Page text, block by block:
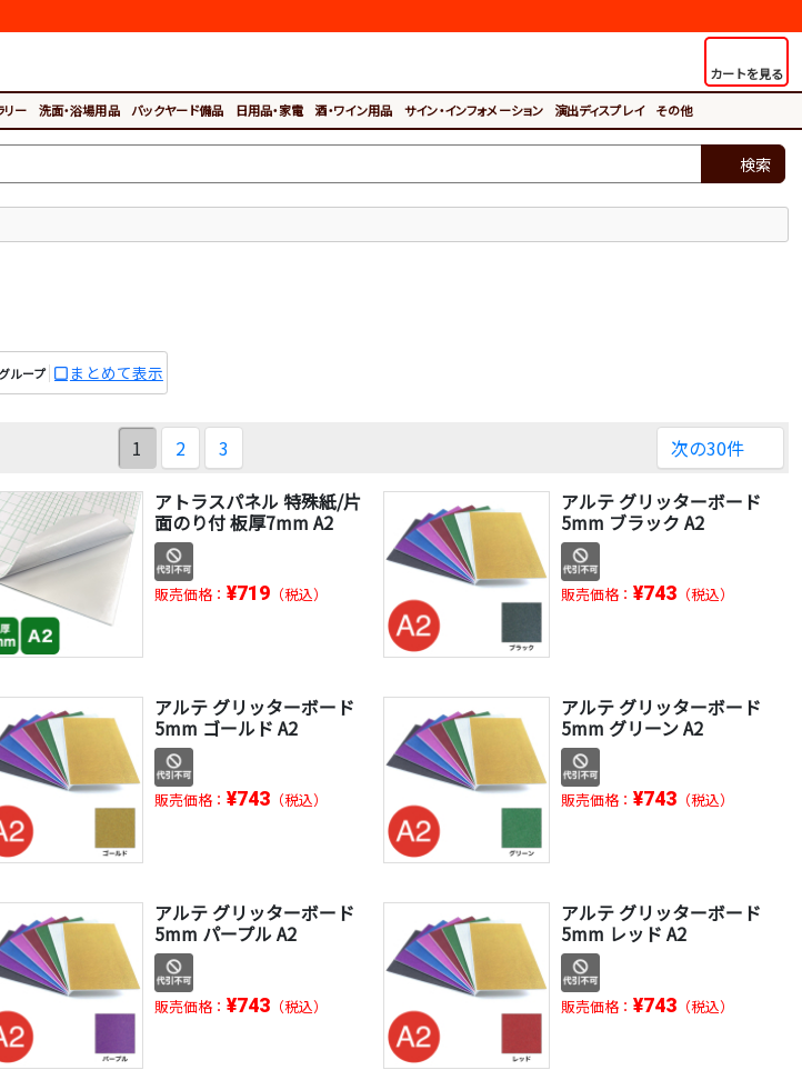
カートを見る
リー 洗面・浴場用品 バックヤード備品 日用品・家電 酒・ワイン用品 サイン・インフォメーション 演出ディスプレイ その他
検索
ループ まとめて表示
1 2 3
次の30件
アトラスパネル 特殊紙/片
面のり付 板厚7mm A2
販売価格：¥719 （税込）
アルテ グリッターボード
5mm ブラック A2
販売価格： ¥743（税込）
アルテ グリッターボード
5mm ゴールド A2
販売価格：¥743 （税込）
アルテ グリッターボード
5mm グリーン A2
販売価格： ¥743（税込）
アルテ グリッターボード
5mm パープル A2
販売価格：¥743 （税込）
アルテ グリッターボード
5mm レッド A2
販売価格： ¥743（税込）